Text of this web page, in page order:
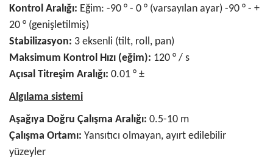
Kontrol Aralığı: Eğim: -90 ° - 0 ° (varsayılan ayar) -90 ° - +
20 ° (genişletilmiş)
Stabilizasyon: 3 eksenli (tilt, roll, pan)
Maksimum Kontrol Hızı (eğim): 120 ° / s
Açısal Titreşim Aralığı: 0.01 ° ±
Algılama sistemi
Aşağıya Doğru Çalışma Aralığı: 0.5-10 m
Çalışma Ortamı: Yansıtıcı olmayan, ayırt edilebilir
yüzeyler